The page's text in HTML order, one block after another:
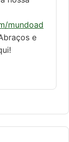
mundoad
e